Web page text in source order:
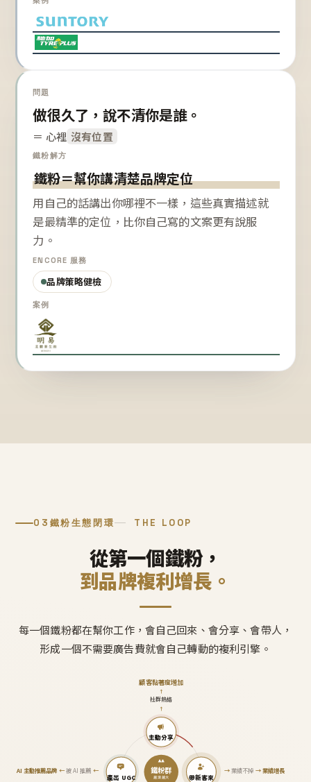
問題
做很久了，說不清你是誰。
＝ 心裡 沒有位置
鐵粉解方
鐵粉＝幫你講清楚品牌定位
用自己的話講出你哪裡不一樣，這些真實描述就
是最精準的定位，比你自己寫的文案更有說服
力。
ENCORE 服務
品牌策略健檢
案例
03 鐵粉生態閉環 THE LOOP
從第一個鐵粉，
到品牌複利增長。
每一個鐵粉都在幫你工作，會自己回來、會分享、會帶人，
形成一個不需要廣告費就會自己轉動的複利引擎。
鐵粉群
越滾越大
主動分享
↑
社群熱絡
↑
顧客黏著度增加
帶新客來
→業績不掉 →業績增長
產出 UGC
AI 主動推薦品牌←被 AI 推薦 ←